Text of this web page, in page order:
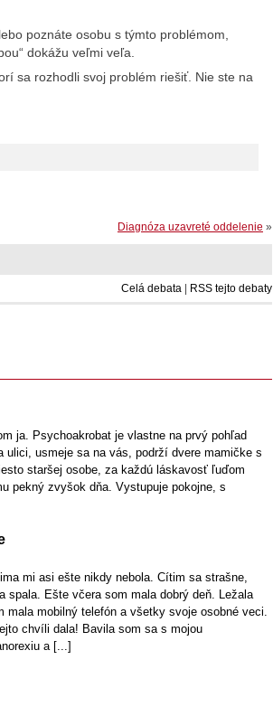
poznáte osobu s týmto problémom,
dokážu veľmi veľa.
sa rozhodli svoj problém riešiť. Nie ste na
Diagnóza uzavreté oddelenie »
Celá debata RSS tejto debaty
ja. Psychoakrobat je vlastne na prvý pohľad
ulici, usmeje sa na vás, podrží dvere mamičke s
staršej osobe, za každú láskavosť ľuďom
pekný zvyšok dňa. Vystupuje pokojne, s
mi asi ešte nikdy nebola. Cítim sa strašne,
spala. Ešte včera som mala dobrý deň. Ležala
mala mobilný telefón a všetky svoje osobné veci.
chvíli dala! Bavila som sa s mojou
a [...]